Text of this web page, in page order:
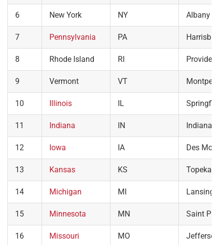
6 New York NY Albany
7 Pennsylvania PA
8 Rhode Island RI
9 Vermont VT
10 Illinois IL
11 Indiana IN
12 Iowa IA Des
13 Kansas KS Topeka
14 Michigan MI Lansing
15 Minnesota MN Saint
16 Missouri MO